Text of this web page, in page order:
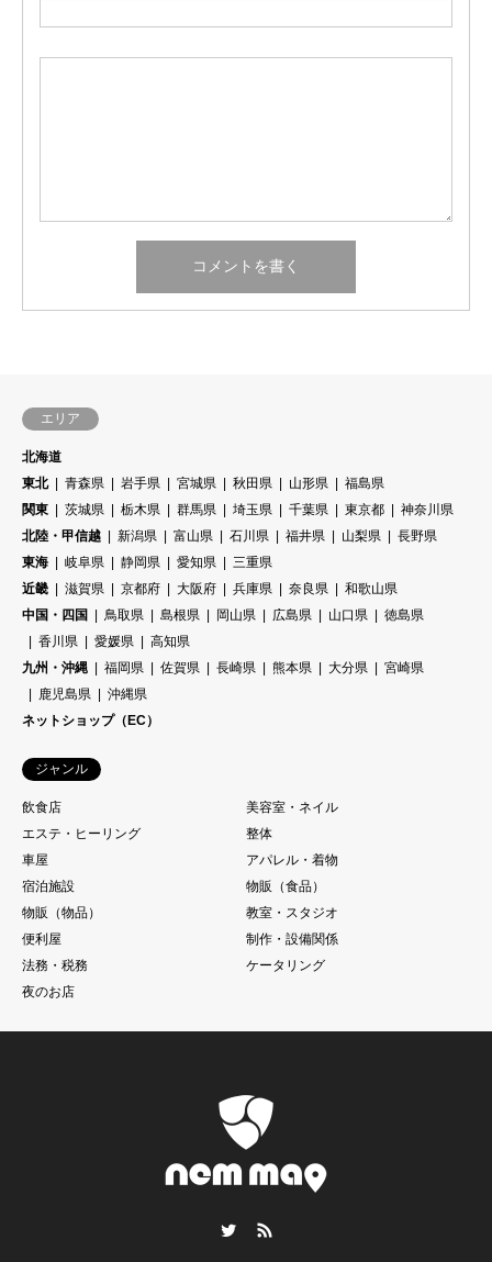
エリア
北海道
東北
青森県 岩手県 宮城県 秋田県 山形県
福島県
関東
茨城県 栃木県 群馬県 埼玉県 千葉県 東京都
神奈川県
北陸・甲信越
新潟県 富山県 石川県 福井県 山梨県
長野県
東海
岐阜県 静岡県 愛知県
三重県
近畿
滋賀県 京都府 大阪府 兵庫県 奈良県
和歌山県
中国・四国
鳥取県 島根県 岡山県 広島県 山口県
徳島県
香川県
愛媛県
高知県
九州・沖縄
福岡県 佐賀県 長崎県 熊本県 大分県
宮崎県
鹿児島県
沖縄県
ネットショップ（EC）
ジャンル
飲食店
美容室・ネイル
エステ・ヒーリング
整体
車屋
アパレル・着物
宿泊施設
物販（食品）
物販（物品）
教室・スタジオ
便利屋
制作・設備関係
法務・税務
ケータリング
夜のお店